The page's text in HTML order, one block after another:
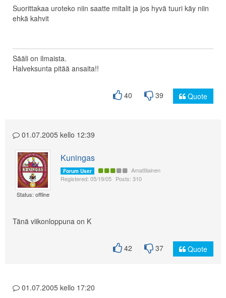
Suorittakaa uroteko niin saatte mitalit ja jos hyvä tuuri käy niin
ehkä kahvit
Sääli on ilmaista.
Halveksunta pitää ansaita!!
40 39 Quote
01.07.2005 kello 12:39
Status: offline
Kuningas
Forum User
Amattilainen
Registered: 05/19/05 Posts: 310
Tänä viikonloppuna on K
42 37 Quote
01.07.2005 kello 17:20